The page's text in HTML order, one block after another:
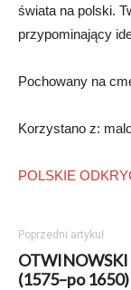
świata na polski.
przypominający
Pochowany na
Korzystano z:
POLSKIE
Poprzedni artykuł
OTWINOWSKI
(1575–po